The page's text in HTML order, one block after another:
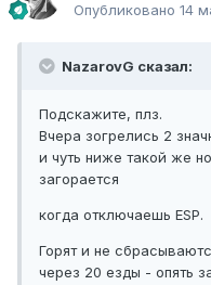
Опубликовано 14
NazarovG сказал:
Подскажите, плз.
Вчера зогрелись 2
и чуть ниже такой же
загорается
когда отключаешь ESP.
Горят и не
через 20 езды - опять